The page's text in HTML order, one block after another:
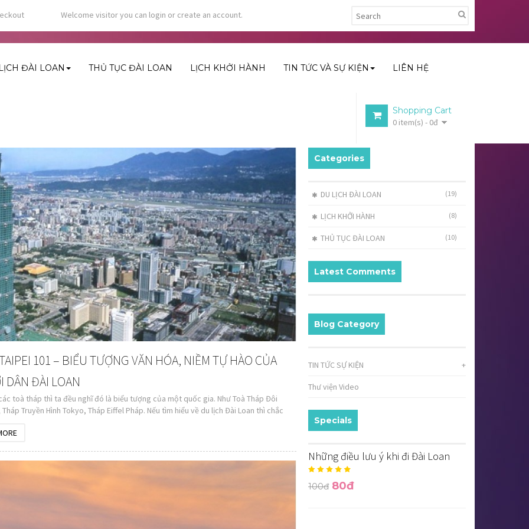
Welcome visitor you can login or create an account.
ĐÀI LOAN THỦ TỤC ĐÀI LOAN LỊCH KHỞI HÀNH TIN TỨC VÀ SỰ KIỆN LIÊN HỆ
Shopping Cart
0 item(s) - 0đ
101 – BIỂU TƯỢNG VĂN HÓA, NIỀM TỰ HÀO CỦA
DÂN ĐÀI LOAN
toà tháp thì ta đều nghĩ đó là biểu tượng của một quốc gia. Như Toà Tháp Đôi
Tháp Truyền Hình Tokyo, Tháp Eiffel Pháp. Nếu tìm hiểu về du lịch Đài Loan thì chắc
gia của Đài Loan.
Categories
DU LỊCH ĐÀI LOAN (19)
LỊCH KHỞI HÀNH (8)
THỦ TỤC ĐÀI LOAN (10)
Latest Comments
Blog Category
TIN TỨC SỰ KIỆN +
Thư viện Video
Specials
Những điều lưu ý khi đi Đài Loan
100đ 80đ